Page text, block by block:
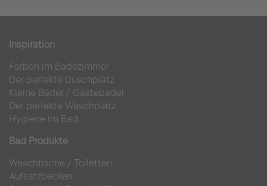
Inspiration
Farben im Badezimmer
Der perfekte Duschplatz
Kleine Bäder / Gästebäder
Der perfekte Waschplatz
Hygiene im Bad
Bad Produkte
Waschtische / Toiletten
Aufsatzbecken